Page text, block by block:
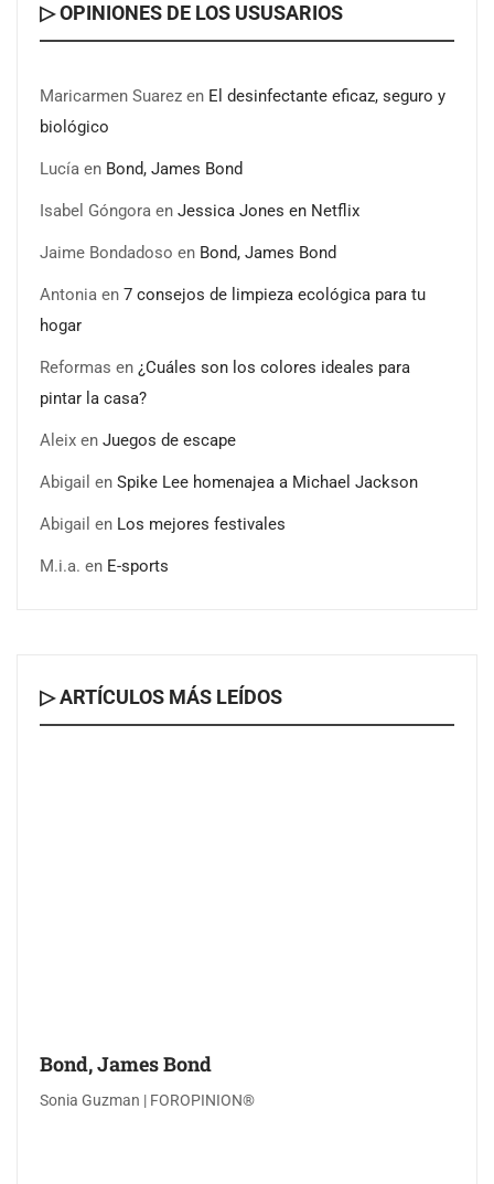
▷ OPINIONES DE LOS USUSARIOS
Maricarmen Suarez en El desinfectante eficaz, seguro y
biológico
Lucía en Bond, James Bond
Isabel Góngora en Jessica Jones en Netflix
Jaime Bondadoso en Bond, James Bond
Antonia en 7 consejos de limpieza ecológica para tu
hogar
Reformas en ¿Cuáles son los colores ideales para
pintar la casa?
Aleix en Juegos de escape
Abigail en Spike Lee homenajea a Michael Jackson
Abigail en Los mejores festivales
M.i.a. en E-sports
▷ ARTÍCULOS MÁS LEÍDOS
Bond, James Bond
Sonia Guzman | FOROPINION®